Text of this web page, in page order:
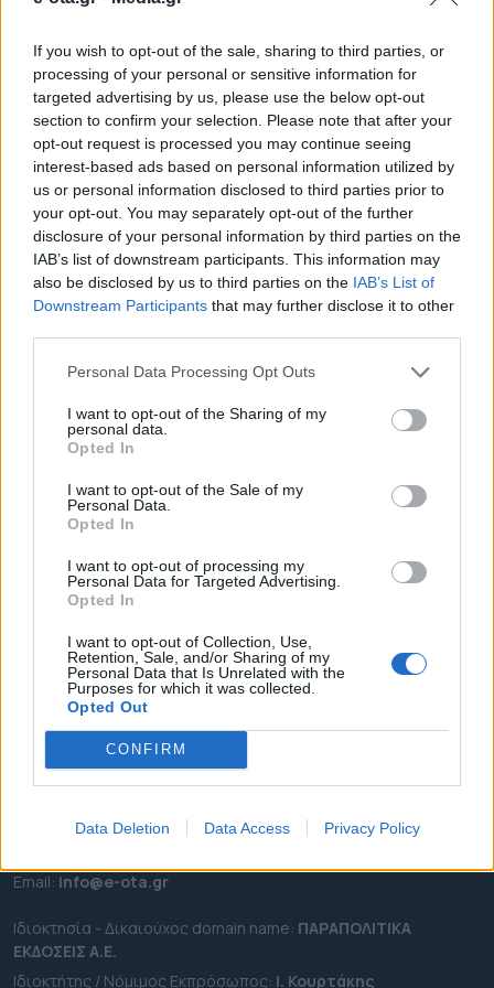
If you wish to opt-out of the sale, sharing to third parties, or
processing of your personal or sensitive information for
targeted advertising by us, please use the below opt-out
section to confirm your selection. Please note that after your
opt-out request is processed you may continue seeing
interest-based ads based on personal information utilized by
us or personal information disclosed to third parties prior to
your opt-out. You may separately opt-out of the further
disclosure of your personal information by third parties on the
IAB’s list of downstream participants. This information may
also be disclosed by us to third parties on the IAB’s List of
Downstream Participants that may further disclose it to other
Personal Data Processing Opt Outs
I want to opt-out of the Sharing of my
personal data.
Opted In
I want to opt-out of the Sale of my
Personal Data.
Opted In
I want to opt-out of processing my
Personal Data for Targeted Advertising.
Opted In
I want to opt-out of Collection, Use,
Retention, Sale, and/or Sharing of my
Personal Data that Is Unrelated with the
Purposes for which it was collected.
Opted Out
CONFIRM
Data Deletion Data Access Privacy Policy
“Αυτοψία” στο αναστηλωμένο Γεφύρι της Πλάκας
στα Τζουμέρκα έκανε ο πρωθυπουργός, συνοδεία
του Προέδρου της Βουλής, Κ. Τασούλα, της
υπουργού Πολιτισμού, Λ. Μενδώνη, βουλευτών της
Ηπείρου, τοπικών αρχών και πλήθους κόσμου. Η
επίσκεψη του Κ. Μητσοτάκη σηματοδοτεί την
είσοδο στην τελική ευθεία πριν από την παράδοση
και τα εγκαίνια του μεγαλύτερου έργου
αποκατάστασης πέτρινου γεφυριού […]
12.07.2020 - 08.54
ΡΟΗ ΕΙΔΗΣΕΩΝ
ΕΠΙΚΑΙΡΟΤΗΤΑ
ΠΕΡΙΦΕΡΕΙΕΣ
OTA LEAKS
ΣΥΝΕΝΤΕΥΞΕΙΣ
ΑΠΟΨΕΙΣ
ΠΡΟΣΛΗΨΕΙΣ
e-ota.gr | Ταυτότητα
Καλλιθέα Αττικής
Εmail: info@e-ota.gr
Ιδιοκτησία - Δικαιούχος domain name: ΠΑΡΑΠΟΛΙΤΙΚΑ
ΕΚΔΟΣΕΙΣ A.E.
Ιδιοκτήτης / Νόμιμος Εκπρόσωπος: Ι. Κουρτάκης